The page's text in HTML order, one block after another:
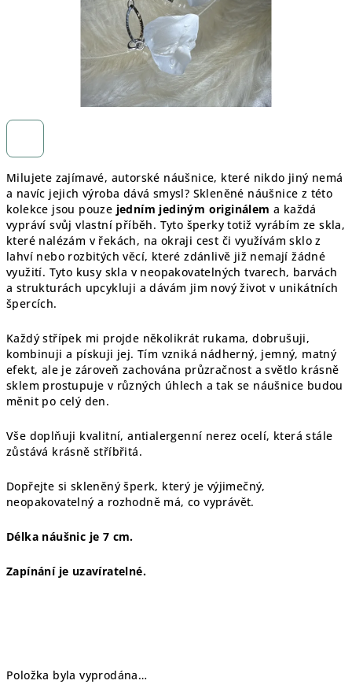
Milujete zajímavé, autorské náušnice, které nikdo jiný nemá
a navíc jejich výroba dává smysl? Skleněné náušnice z této
kolekce jsou pouze jedním jediným originálem a každá
vypráví svůj vlastní příběh. Tyto šperky totiž vyrábím ze skla,
které nalézám v řekách, na okraji cest či využívám sklo z
lahví nebo rozbitých věcí, které zdánlivě již nemají žádné
využití. Tyto kusy skla v neopakovatelných tvarech, barvách
a strukturách upcykluji a dávám jim nový život v unikátních
špercích.
Každý střípek mi projde několikrát rukama, dobrušuji,
kombinuji a pískuji jej. Tím vzniká nádherný, jemný, matný
efekt, ale je zároveň zachována průzračnost a světlo krásně
sklem prostupuje v různých úhlech a tak se náušnice budou
měnit po celý den.
Vše doplňuji kvalitní, antialergenní nerez ocelí, která stále
zůstává krásně stříbřitá.
Dopřejte si skleněný šperk, který je výjimečný,
neopakovatelný a rozhodně má, co vyprávět.
Délka náušnic je 7 cm.
Zapínání je uzavíratelné.
Položka byla vyprodána…